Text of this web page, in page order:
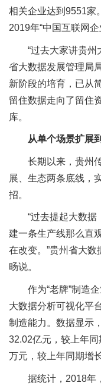
相关企业达到9551家
2019年“中国互联网企
“过去大家讲贵州
省大数据发展管理局
新阶段的培育，已从
留住数据走向了留住
库。
从单个场景扩展
长期以来，贵州
展、生态两条底线，
招。
“过去提起大数
建一条生产线那么直
在改变。”贵州省大
旸说。
作为“老牌”制造
大数据分析可视化平
制造能力。数据显示
32.02亿元，较上年
万元，较上年同期增
据统计，2018年